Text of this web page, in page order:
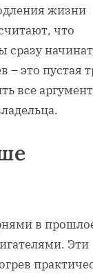
жизни
что
сразу
– это пустая
все
в
Эти